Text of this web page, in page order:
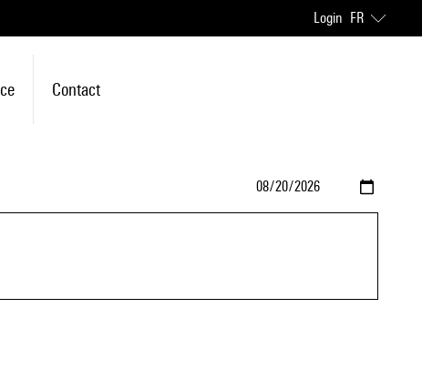
Login FR
Contact